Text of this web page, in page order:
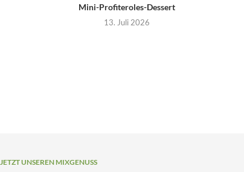
Mini-Profiteroles-Dessert
13. Juli 2026
JETZT UNSEREN MIXGENUSS